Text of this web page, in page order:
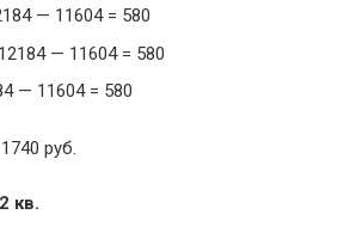
— 11604 = 580
— 11604 = 580
— 11604 = 580
руб.
кв.